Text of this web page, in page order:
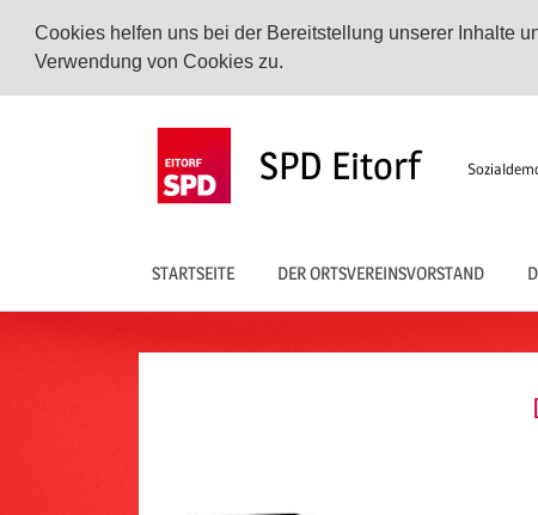
Cookies helfen uns bei der Bereitstellung unserer Inhalte
Verwendung von Cookies zu.
SPD Eitorf
STARTSEITE DER ORTSVEREINSVORSTAND